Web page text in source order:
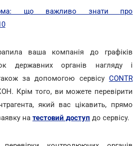
що важливо знати про
ваша компанія до графіків
державних органів нагляду і
за допомогою сервісу CONTR
Крім того, ви можете перевірити
який вас цікавить, прямо
на тестовий доступ до сервісу.